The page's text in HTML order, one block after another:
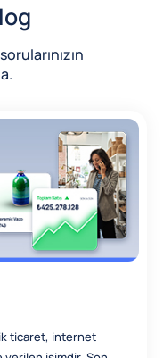
ticaret, internet